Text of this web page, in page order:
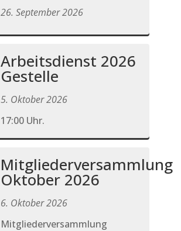
26. September 2026
Arbeitsdienst 2026
Gestelle
5. Oktober 2026
17:00 Uhr.
Mitgliederversammlung
Oktober 2026
6. Oktober 2026
Mitgliederversammlung